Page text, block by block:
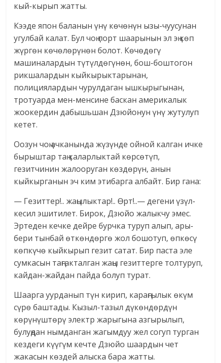
кый-кырып жатты.
Кээде япон баланын үнү көчөнүн ызы-чуусунан
угулбай калат. Бул чоң порт шаарынын эл эң көп
жүргөн көчөлөрүнөн болот. Көчөдөгү
машиналардын түтүлдөгүнөн, бош-боштогон
рикшалардын кыйкырыктарынан,
полициялардын чурулдаган ышкырыгынан,
тротуарда мен-менсине баскан америкалык
жоокердин дабышьшан Дзюйонун үнү жутулуп
кетет.
Оозун чоң ачканында жүзүнде ойной калган ичке
бырыштар таң каларлыктай көрсөтүп,
гезитчинин жалооруган көздөрүн, анын
кыйкырганын эч ким этибарга албайт. Бир гана:
— Гезиттер!.. жаңылыктар!.. Өрт!..— дегени үзүл-
кесил эшитилет. Бирок, Дзюйо жалыкчу эмес.
Эртеден кечке дейре бурчка туруп алып, ары-
бери тынбай өткөндөргө жол бошотуп, өпкөсү
көпкүчө кыйкырып гезит сатат. Бир паста эле
сумкасын таңгакталган жаңы гезиттерге толтуруп,
кайдан-жайдан пайда болуп турат.
Шаарга уурданып түн кирип, караңгылык өкүм
сүрө баштады. Кызыл-тазыл дүкөндөрдүн
көрүнүштөрү электр жарыгына азгырылып,
булуңдан нымданган жагымдуу жел согуп турган
кездеги күүгүм кечте Дзюйо шаардын чет
жакасын көздей алыска бара жатты.